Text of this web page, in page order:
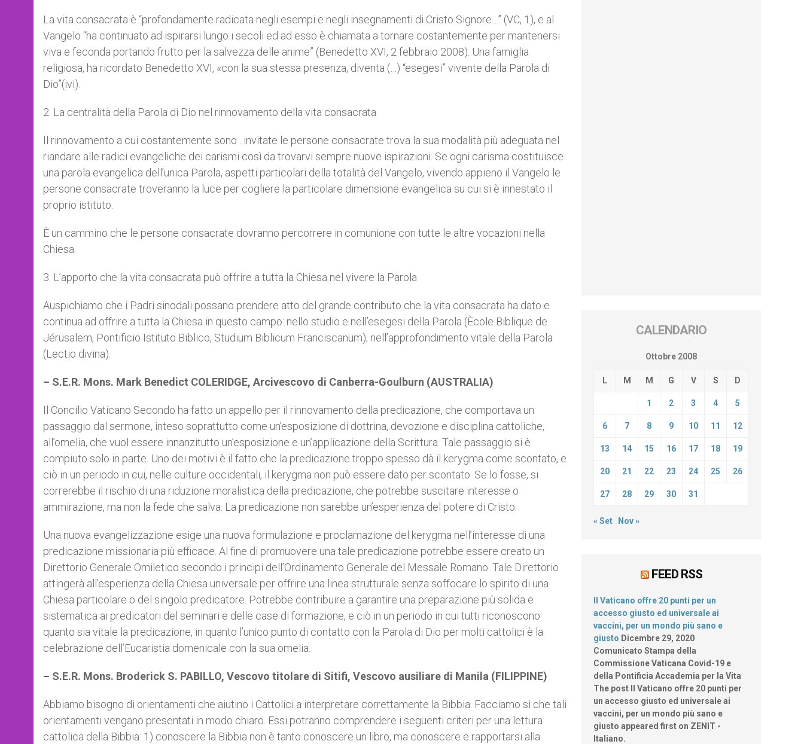
La vita consacrata è “profondamente radicata negli esempi e negli insegnamenti di Cristo Signore…” (VC, 1), e al
Vangelo “ha continuato ad ispirarsi lungo i secoli ed ad esso è chiamata a tornare costantemente per mantenersi
viva e feconda portando frutto per la salvezza delle anime” (Benedetto XVI, 2 febbraio 2008). Una famiglia
religiosa, ha ricordato Benedetto XVI, «con la sua stessa presenza, diventa (…) “esegesi” vivente della Parola di
Dio”(ivi).
2. La centralità della Parola di Dio nel rinnovamento della vita consacrata
Il rinnovamento a cui costantemente sono . invitate le persone consacrate trova la sua modalità più adeguata nel
riandare alle radici evangeliche dei carismi così da trovarvi sempre nuove ispirazioni. Se ogni carisma costituisce
una parola evangelica dell’unica Parola, aspetti particolari della totalità del Vangelo, vivendo appieno il Vangelo le
persone consacrate troveranno la luce per cogliere la particolare dimensione evangelica su cui si è innestato il
proprio istituto.
È un cammino che le persone consacrate dovranno percorrere in comunione con tutte le altre vocazioni nella
Chiesa.
3. L’apporto che la vita consacrata può offrire a tutta la Chiesa nel vivere la Parola
Auspichiamo che i Padri sinodali possano prendere atto del grande contributo che la vita consacrata ha dato e
continua ad offrire a tutta la Chiesa in questo campo: nello studio e nell’esegesi della Parola (Ècole Biblique de
Jérusalem, Pontificio Istituto Biblico, Studium Biblicum Franciscanum); nell’approfondimento vitale della Parola
(Lectio divina).
– S.E.R. Mons. Mark Benedict COLERIDGE, Arcivescovo di Canberra-Goulburn (AUSTRALIA)
Il Concilio Vaticano Secondo ha fatto un appello per il rinnovamento della predicazione, che comportava un
passaggio dal sermone, inteso soprattutto come un’esposizione di dottrina, devozione e disciplina cattoliche,
all’omelia, che vuol essere innanzitutto un’esposizione e un’applicazione della Scrittura. Tale passaggio si è
compiuto solo in parte. Uno dei motivi è il fatto che la predicazione troppo spesso dà il kerygma come scontato, e
ciò in un periodo in cui, nelle culture occidentali, il kerygma non può essere dato per scontato. Se lo fosse, si
correrebbe il rischio di una riduzione moralistica della predicazione, che potrebbe suscitare interesse o
ammirazione, ma non la fede che salva. La predicazione non sarebbe un’esperienza del potere di Cristo.
Una nuova evangelizzazione esige una nuova formulazione e proclamazione del kerygma nell’interesse di una
predicazione missionaria più efficace. Al fine di promuovere una tale predicazione potrebbe essere creato un
Direttorio Generale Omiletico secondo i principi dell’Ordinamento Generale del Messale Romano. Tale Direttorio
attingerà all’esperienza della Chiesa universale per offrire una linea strutturale senza soffocare lo spirito di una
Chiesa particolare o del singolo predicatore. Potrebbe contribuire a garantire una preparazione più solida e
sistematica ai predicatori del seminari e delle case di formazione, e ciò in un periodo in cui tutti riconoscono
quanto sia vitale la predicazione, in quanto l’unico punto di contatto con la Parola di Dio per molti cattolici è la
celebrazione dell’Eucaristia domenicale con la sua omelia.
– S.E.R. Mons. Broderick S. PABILLO, Vescovo titolare di Sitifi, Vescovo ausiliare di Manila (FILIPPINE)
Abbiamo bisogno di orientamenti che aiutino i Cattolici a interpretare correttamente la Bibbia. Facciamo sì che tali
orientamenti vengano presentati in modo chiaro. Essi potranno comprendere i seguenti criteri per una lettura
cattolica della Bibbia: 1) conoscere la Bibbia non è tanto conoscere un libro, ma conoscere e rapportarsi alla
CALENDARIO
Ottobre 2008
L M M G V S D
1 2 3 4 5
6 7 8 9 10 11 12
13 14 15 16 17 18 19
20 21 22 23 24 25 26
27 28 29 30 31
« Set Nov »
FEED RSS
Il Vaticano offre 20 punti per un
accesso giusto ed universale ai
vaccini, per un mondo più sano e
giusto Dicembre 29, 2020
Comunicato Stampa della
Commissione Vaticana Covid-19 e
della Pontificia Accademia per la Vita
The post Il Vaticano offre 20 punti per
un accesso giusto ed universale ai
vaccini, per un mondo più sano e
giusto appeared first on ZENIT -
Italiano.